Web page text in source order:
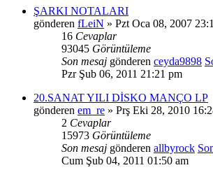
ŞARKI NOTALARI
gönderen fLeiN » Pzt Oca 08, 2007
16 Cevaplar
93045 Görüntüleme
Son mesaj gönderen ceyda9898
Pzr Şub 06, 2011 21:21 pm
20.SANAT YILI DİSKO MANÇO LP
gönderen em_re » Prş Eki 28, 2010
2 Cevaplar
15973 Görüntüleme
Son mesaj gönderen allbyrock
Cum Şub 04, 2011 01:50 am